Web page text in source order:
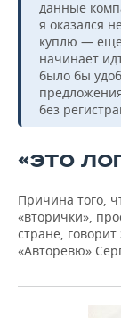
данные
я оказался
куплю — еще
начинает
было бы
без
«ЭТО
Причина того,
«вторички»,
стране,
«Авторевю»